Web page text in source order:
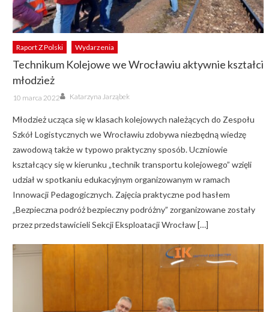
Raport Z Polski Wydarzenia
Technikum Kolejowe we Wrocławiu aktywnie kształci
młodzież
Posted
on
10 marca 2022 Author
Katarzyna Jarząbek
Młodzież ucząca się w klasach kolejowych należących do Zespołu
Szkół Logistycznych we Wrocławiu zdobywa niezbędną wiedzę
zawodową także w typowo praktyczny sposób. Uczniowie
kształcący się w kierunku „technik transportu kolejowego” wzięli
udział w spotkaniu edukacyjnym organizowanym w ramach
Innowacji Pedagogicznych. Zajęcia praktyczne pod hasłem
„Bezpieczna podróż bezpieczny podróżny” zorganizowane zostały
przez przedstawicieli Sekcji Eksploatacji Wrocław […]